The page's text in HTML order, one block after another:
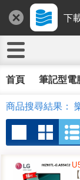
下
首頁 筆記型電
商品搜尋結果：